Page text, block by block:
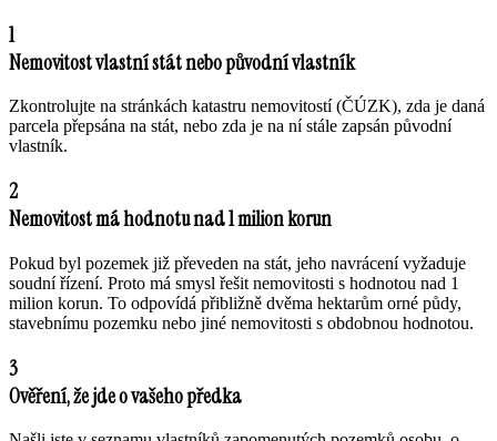
1
Nemovitost vlastní stát nebo původní vlastník
Zkontrolujte na stránkách katastru nemovitostí (ČÚZK), zda je daná
parcela přepsána na stát, nebo zda je na ní stále zapsán původní
vlastník.
2
Nemovitost má hodnotu nad 1 milion korun
Pokud byl pozemek již převeden na stát, jeho navrácení vyžaduje
soudní řízení. Proto má smysl řešit nemovitosti s hodnotou nad 1
milion korun. To odpovídá přibližně dvěma hektarům orné půdy,
stavebnímu pozemku nebo jiné nemovitosti s obdobnou hodnotou.
3
Ověření, že jde o vašeho předka